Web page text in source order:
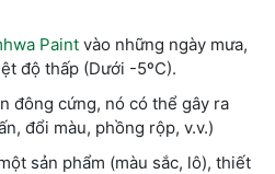
Paint vào những ngày mưa,
độ thấp (Dưới -5ºC).
đông cứng, nó có thể gây ra
đổi màu, phồng rộp, v.v.)
sản phẩm (màu sắc, lô), thiết